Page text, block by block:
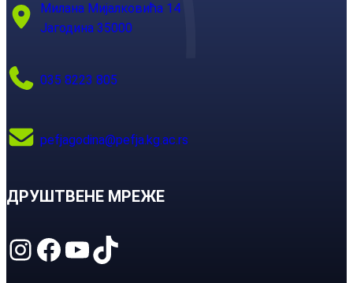
Милана Мијалковића 14
Јагодина 35000
035 8223 805
pefjagodina@pefja.kg.ac.rs
ДРУШТВЕНЕ МРЕЖЕ
Instagram Facebook YouTube TikTok